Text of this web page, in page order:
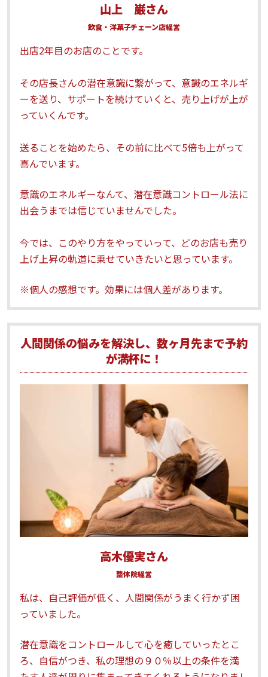
山上 巌さん
飲食・洋菓子チェーン店経営
出店2年目のお店のことです。
その店長さんの潜在意識に繋がって、意識のエネルギ
ーを送り、サポートを続けていくと、売り上げが上が
っていくんです。
送ることを始めたら、その前に比べて5倍も上がって
喜んでいます。
意識のエネルギーなんて、潜在意識コントロール法に
出会うまでは信じていませんでした。
今では、このやり方をやっていって、どのお店も売り
上げ上昇の軌道に乗せていきたいと思っています。
※個人の感想です。効果には個人差があります。
人間関係の悩みを解決し、 数ヶ月先まで予約
が満杯に！
高木優実さん
整体院経営
私は、自己評価が低く、人間関係がうまく行かず困
っていました。
潜在意識をコントロールして心を癒していったとこ
ろ、自信がつき、私の理想の９０％以上の条件を満